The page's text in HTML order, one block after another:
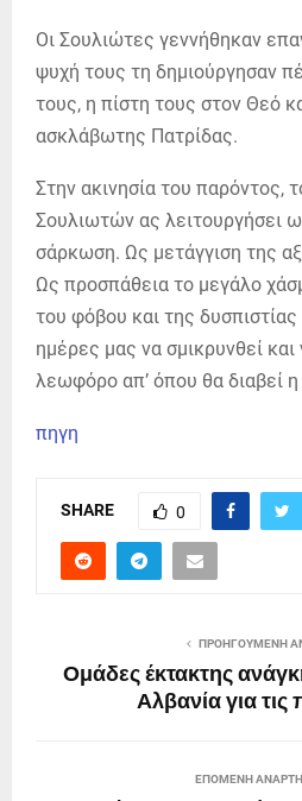
Οι Σουλιώτες γεννήθηκαν
ψυχή τους τη δημιούργησαν
τους, η πίστη τους στον Θεό
ασκλάβωτης Πατρίδας.
Στην ακινησία του παρόντος,
Σουλιωτών ας λειτουργήσει
σάρκωση. Ως μετάγγιση της
Ως προσπάθεια το μεγάλο
του φόβου και της
ημέρες μας να σμικρυνθεί
λεωφόρο απ’ όπου θα διαβεί
πηγη
SHARE 0
ΠΡΟΗΓΟΎΜΕΝΗ
Ομάδες έκτακτης
Αλβανία για τις
ΕΠΌΜΕΝΗ